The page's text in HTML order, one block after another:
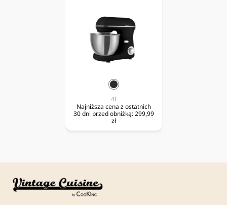
czarny
4l
Najniższa cena z ostatnich
30 dni przed obniżką: 299,99
zł